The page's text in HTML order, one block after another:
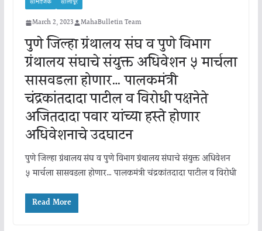
March 2, 2023 MahaBulletin Team
पुणे जिल्हा ग्रंथालय संघ व पुणे विभाग
ग्रंथालय संघाचे संयुक्त अधिवेशन ५ मार्चला
सासवडला होणार… पालकमंत्री
चंद्रकांतदादा पाटील व विरोधी पक्षनेते
अजितदादा पवार यांच्या हस्ते होणार
अधिवेशनाचे उदघाटन
पुणे जिल्हा ग्रंथालय संघ व पुणे विभाग ग्रंथालय संघाचे संयुक्त अधिवेशन
५ मार्चला सासवडला होणार… पालकमंत्री चंद्रकांतदादा पाटील व विरोधी
Read More